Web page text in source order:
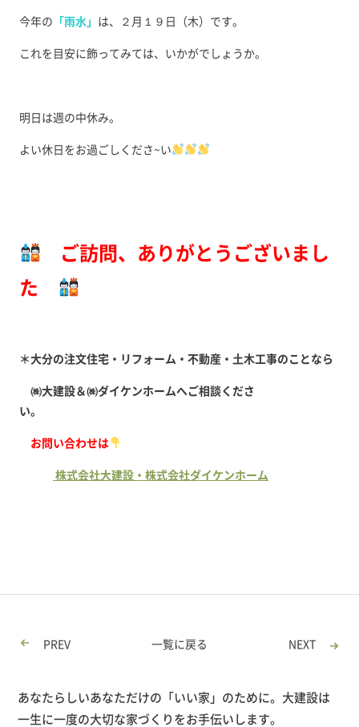
今年の 「雨水」 は、２月１９日（木）です。
これを目安に飾ってみては、いかがでしょうか。
明日は週の中休み。
よい休日をお過ごしくださ~い
ご訪問、ありがとうございまし
た
＊大分の注文住宅・リフォーム・不動産・土木工事のことなら
㈱大建設＆㈱ダイケンホームへご相談くださ
い。
お問い合わせは
株式会社大建設・株式会社ダイケンホーム
PREV 一覧に戻る NEXT
あなたらしいあなただけの「いい家」のために。大建設は
一生に一度の大切な家づくりをお手伝いします。